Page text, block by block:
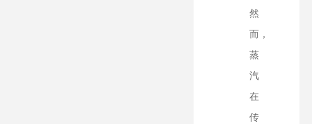
然
而，
蒸
汽
在
传